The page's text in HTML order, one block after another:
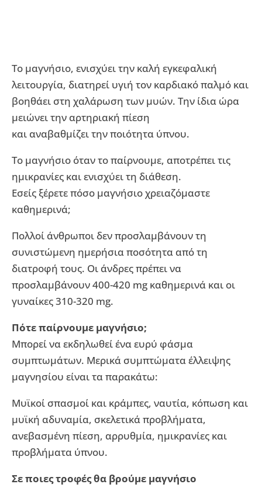
Το μαγνήσιο, ενισχύει την καλή εγκεφαλική
λειτουργία, διατηρεί υγιή τον καρδιακό παλμό και
βοηθάει στη χαλάρωση των μυών. Την ίδια ώρα
μειώνει την αρτηριακή πίεση
και αναβαθμίζει την ποιότητα ύπνου.
Το μαγνήσιο όταν το παίρνουμε, αποτρέπει τις
ημικρανίες και ενισχύει τη διάθεση.
Εσείς ξέρετε πόσο μαγνήσιο χρειαζόμαστε
καθημερινά;
Πολλοί άνθρωποι δεν προσλαμβάνουν τη
συνιστώμενη ημερήσια ποσότητα από τη
διατροφή τους. Οι άνδρες πρέπει να
προσλαμβάνουν 400-420 mg καθημερινά και οι
γυναίκες 310-320 mg.
Πότε παίρνουμε μαγνήσιο;
Μπορεί να εκδηλωθεί ένα ευρύ φάσμα
συμπτωμάτων. Μερικά συμπτώματα έλλειψης
μαγνησίου είναι τα παρακάτω:
Μυϊκοί σπασμοί και κράμπες, ναυτία, κόπωση και
μυϊκή αδυναμία, σκελετικά προβλήματα,
ανεβασμένη πίεση, αρρυθμία, ημικρανίες και
προβλήματα ύπνου.
Σε ποιες τροφές θα βρούμε μαγνήσιο